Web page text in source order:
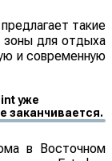
такие
зоны для отдыха
и современную
уже
заканчивается.
в Восточном